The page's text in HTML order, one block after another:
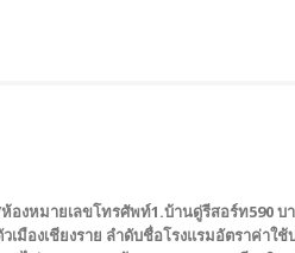
งหมายเลขโทรศัพท์1.บ้านดู่รีสอร์ท590 บ
เมืองเชียงราย ลำดับชื่อโรงแรมอัตราค่า